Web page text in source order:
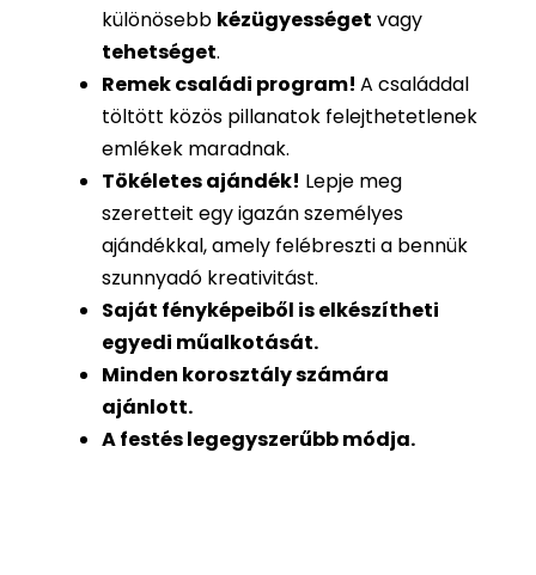
különösebb kézügyességet vagy
tehetséget.
Remek családi program! A családdal
töltött közös pillanatok felejthetetlenek
emlékek maradnak.
Tökéletes ajándék! Lepje meg
szeretteit egy igazán személyes
ajándékkal, amely felébreszti a bennük
szunnyadó kreativitást.
Saját fényképeiből iselkészítheti
egyedi műalkotását.
Minden korosztály számára
ajánlott.
A festés legegyszerűbb módja.